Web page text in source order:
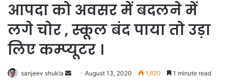
आपदा को अवसर में बदलने में
लगे चोर , स्कूल बंद पाया तो उड़ा
लिए कम्प्यूटर ।
sanjeev shukla
SendAugust 13, 2020 1,620 1 minute read